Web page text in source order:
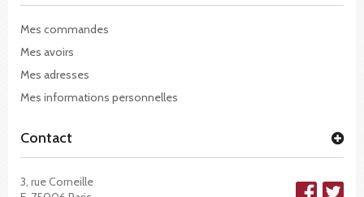
Mes commandes
Mes avoirs
Mes adresses
Mes informations personnelles
Contact
3, rue Corneille